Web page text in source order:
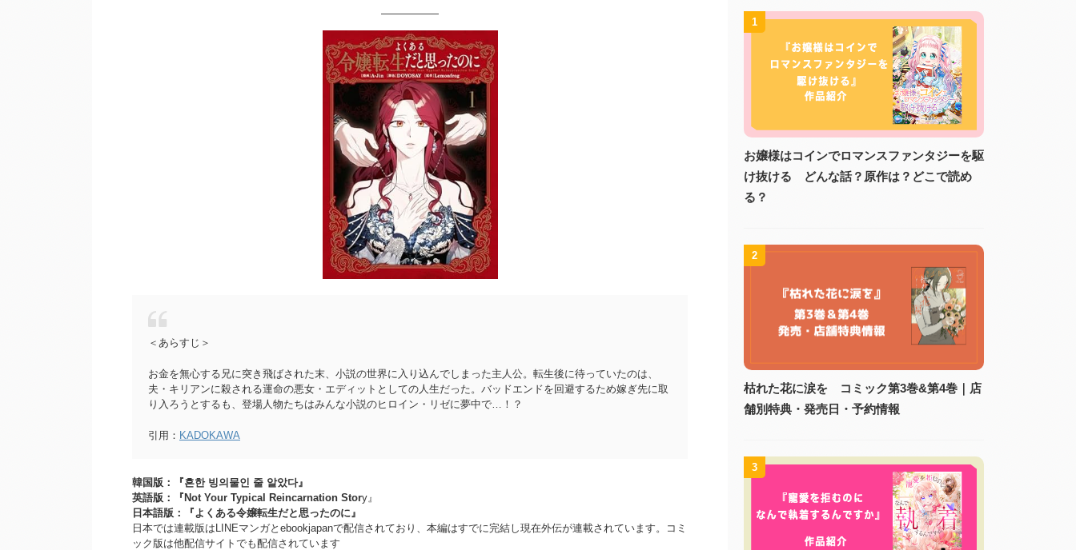
＜あらすじ＞
お金を無心する兄に突き飛ばされた末、小説の世界に入り込んでしまった主人公。転生後に待っていたのは、
夫・キリアンに殺される運命の悪女・エディットとしての人生だった。バッドエンドを回避するため嫁ぎ先に取
り入ろうとするも、登場人物たちはみんな小説のヒロイン・リゼに夢中で…！？
引用： KADOKAWA
韓国版：『흔한 빙의물인 줄 알았다』
英語版：『Not Your Typical Reincarnation Story』
日本語版：『よくある令嬢転生だと思ったのに』
日本では連載版はLINEマンガとebookjapanで配信されており、本編はすでに完結し現在外伝が連載されています。コミ
ック版は他配信サイトでも配信されています
1
お嬢様はコインでロマンスファンタジーを駆
け抜ける どんな話？原作は？どこで読め
る？
2
枯れた花に涙を コミック第3巻&第4巻｜店
舗別特典・発売日・予約情報
3